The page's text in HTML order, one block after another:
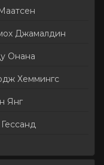
Джамалдин
Онана
Хеммингс
Янг